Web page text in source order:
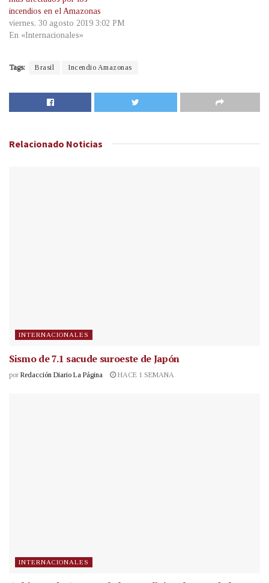
incendios en el Amazonas
viernes, 30 agosto 2019 3:02 PM
En «Internacionales»
Tags: Brasil Incendio Amazonas
Relacionado Noticias
INTERNACIONALES
Sismo de 7.1 sacude suroeste de Japón
por Redacción Diario La Página HACE 1 SEMANA
INTERNACIONALES